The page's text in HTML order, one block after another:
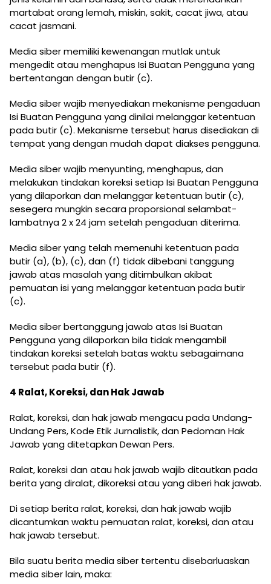
martabat orang lemah, miskin, sakit, cacat jiwa, atau
cacat jasmani.
Media siber memiliki kewenangan mutlak untuk
mengedit atau menghapus Isi Buatan Pengguna yang
bertentangan dengan butir (c).
Media siber wajib menyediakan mekanisme pengaduan
Isi Buatan Pengguna yang dinilai melanggar ketentuan
pada butir (c). Mekanisme tersebut harus disediakan di
tempat yang dengan mudah dapat diakses pengguna.
Media siber wajib menyunting, menghapus, dan
melakukan tindakan koreksi setiap Isi Buatan Pengguna
yang dilaporkan dan melanggar ketentuan butir (c),
sesegera mungkin secara proporsional selambat-
lambatnya 2 x 24 jam setelah pengaduan diterima.
Media siber yang telah memenuhi ketentuan pada
butir (a), (b), (c), dan (f) tidak dibebani tanggung
jawab atas masalah yang ditimbulkan akibat
pemuatan isi yang melanggar ketentuan pada butir
(c).
Media siber bertanggung jawab atas Isi Buatan
Pengguna yang dilaporkan bila tidak mengambil
tindakan koreksi setelah batas waktu sebagaimana
tersebut pada butir (f).
4 Ralat, Koreksi, dan Hak Jawab
Ralat, koreksi, dan hak jawab mengacu pada Undang-
Undang Pers, Kode Etik Jurnalistik, dan Pedoman Hak
Jawab yang ditetapkan Dewan Pers.
Ralat, koreksi dan atau hak jawab wajib ditautkan pada
berita yang diralat, dikoreksi atau yang diberi hak jawab.
Di setiap berita ralat, koreksi, dan hak jawab wajib
dicantumkan waktu pemuatan ralat, koreksi, dan atau
hak jawab tersebut.
Bila suatu berita media siber tertentu disebarluaskan
media siber lain, maka: